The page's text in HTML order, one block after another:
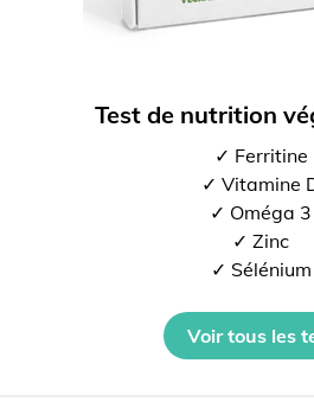
Test de nutrition
✓ Ferritine
✓ Vitamine
✓ Oméga 3
✓ Zinc
✓ Sélénium
Voir tous les